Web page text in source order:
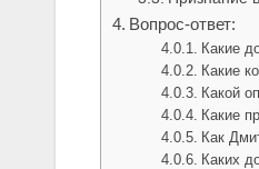
Вопрос-ответ:
Какие
Какие
Какой
Какие
Как
Каких